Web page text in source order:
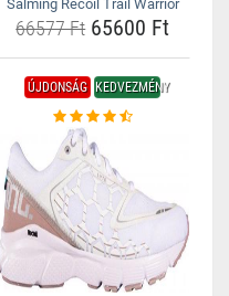
Salming Recoil Trail Warrior
66577 Ft65600 Ft
ÚJDONSÁG KEDVEZMÉNY